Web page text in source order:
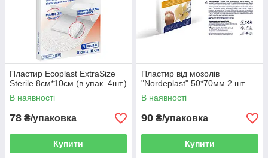
Пластир Ecoplast ExtraSize
Sterile 8см*10см (в упак. 4шт.)
В наявності
78 ₴/упаковка
Купити
Пластир від мозолів
"Nordeplast" 50*70мм 2 шт
В наявності
90 ₴/упаковка
Купити